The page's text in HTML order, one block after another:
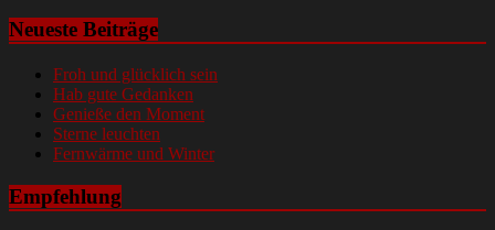
Neueste Beiträge
Froh und glücklich sein
Hab gute Gedanken
Genieße den Moment
Sterne leuchten
Fernwärme und Winter
Empfehlung